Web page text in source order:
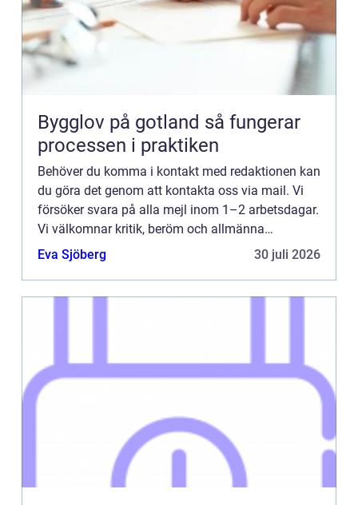
Bygglov på gotland så fungerar
processen i praktiken
Behöver du komma i kontakt med redaktionen kan
du göra det genom att kontakta oss via mail. Vi
försöker svara på alla mejl inom 1–2 arbetsdagar.
Vi välkomnar kritik, beröm och allmänna
kommentarer till innehållet på vår sida.
Eva Sjöberg 30 juli 2026